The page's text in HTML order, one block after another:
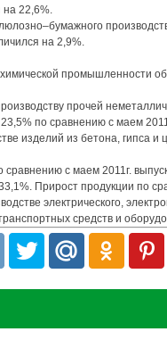
на 22,6%.
на 2,9%.
промышленности
прочей
по сравнению с маем
изделий из бетона, гипса и
с маем 2011г.
Прирост продукции по
электрического,
средств и